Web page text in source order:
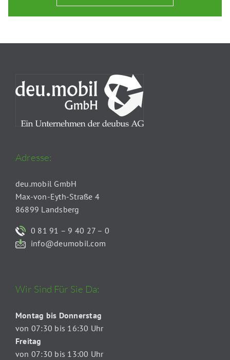
Adresse:
deu.mobil GmbH
Max-von-Eyth-Straße 4
86899 Landsberg
0 81 91 – 9 40 27 – 0
info@deumobil.com
Wir Sind Für Sie Da:
Montag bis Donnerstag
von 07:30 bis 16:30 Uhr
Freitag
von 07:30 bis 13:00 Uhr